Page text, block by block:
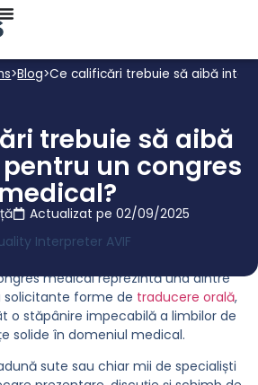
>Blog>Ce calificări trebuie să aibă
trebuie să aibă
un congres
medical?
Actualizat pe 02/09/2025
medical reprezintă una dintre
solicitante forme de traducere orală,
o stăpânire impecabilă a limbilor de
solide în domeniul medical.
sute sau chiar mii de specialiști